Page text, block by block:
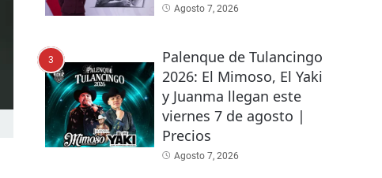
Agosto 7, 2026
3
Palenque de Tulancingo
2026: El Mimoso, El Yaki
y Juanma llegan este
viernes 7 de agosto |
Precios
Agosto 7, 2026